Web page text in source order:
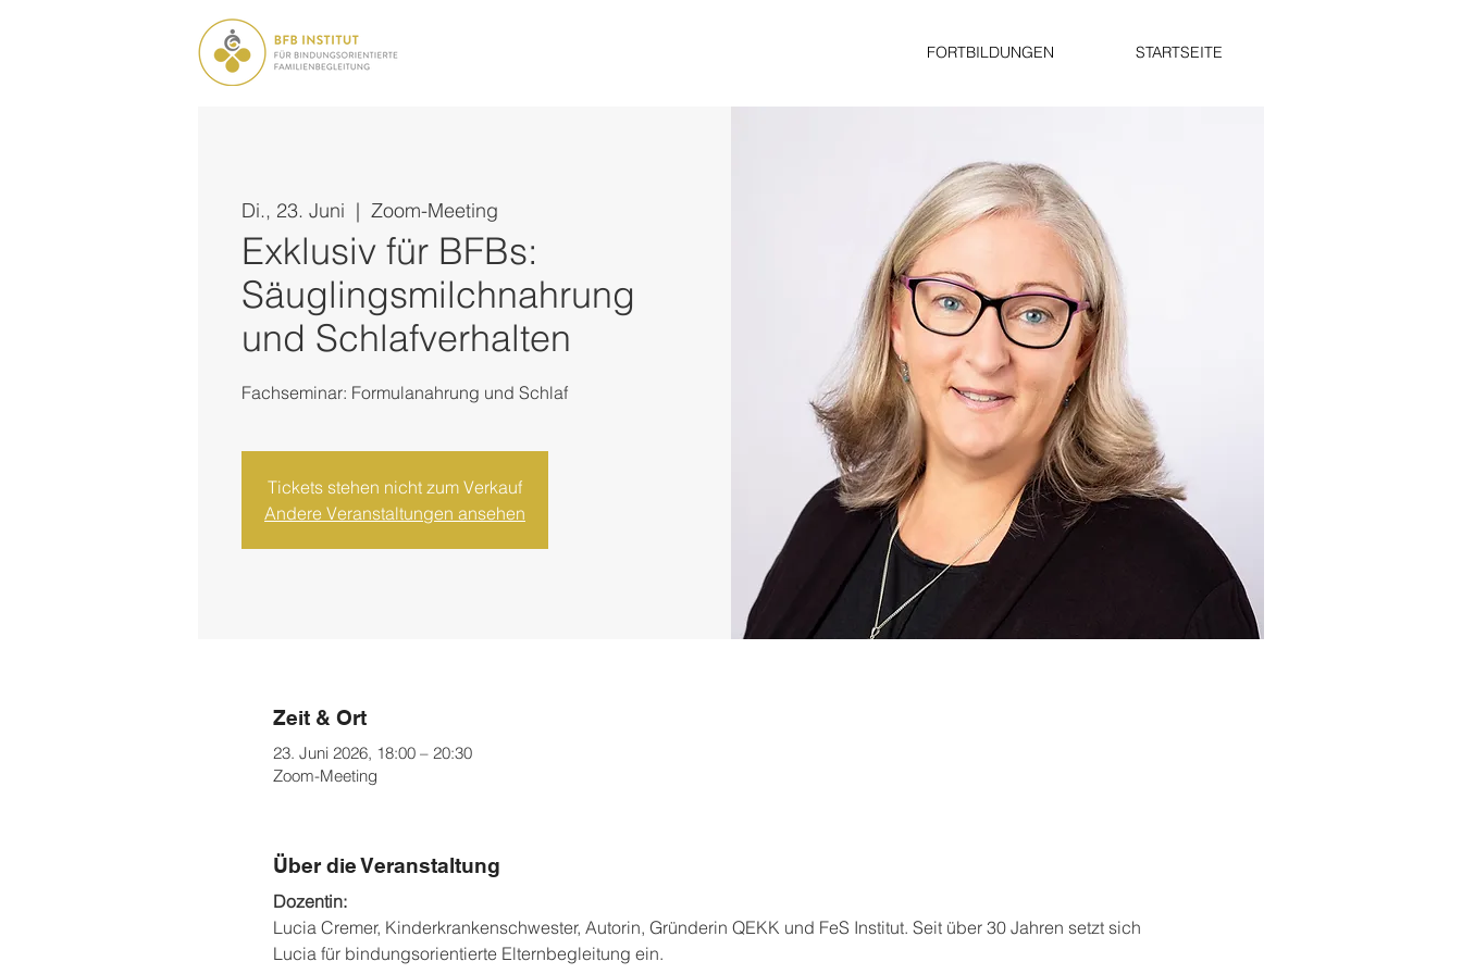
FORTBILDUNGEN STARTSEITE
Di., 23. Juni
  |
Zoom-Meeting
Exklusiv für BFBs:
Säuglingsmilchnahrung
und Schlafverhalten
Fachseminar: Formulanahrung und Schlaf
Tickets stehen nicht zum Verkauf
Andere Veranstaltungen ansehen
Zeit & Ort
23. Juni 2026, 18:00 – 20:30
Zoom-Meeting
Über die Veranstaltung
Dozentin:
Lucia Cremer, Kinderkrankenschwester, Autorin, Gründerin QEKK und FeS Institut. Seit über 30 Jahren setzt sich
Lucia für bindungsorientierte Elternbegleitung ein.